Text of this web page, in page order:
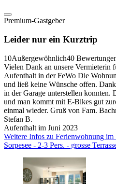
Premium-Gastgeber
Leider nur ein Kurztrip
10Außergewöhnlich40
Vielen Dank an unsere Vermieterin
Aufenthalt in der FeWo Die
und ließ keine Wünsche offen.
in der Garage unterstellen konnten.
und man kommt mit E-Bikes gut
einmal wieder. Gruß von Fam.
Stefan B.
Aufenthalt im Juni 2023
Weitere Infos zu Ferienwohnung im
Sorpesee - 2-3 Pers. - grosse